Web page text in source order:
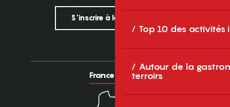
Top 10 des activités
Autour de la
terroirs
S'inscrire à la newsletter
France Europe